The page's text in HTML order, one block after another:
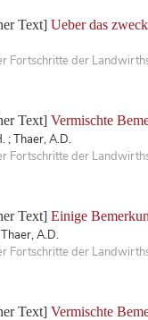
Text] Ueber das
Fortschritte der
Text] Vermischte
; Thaer, A.D.
Fortschritte der
Text] Einige
A.D.
Fortschritte der
Text] Vermischte